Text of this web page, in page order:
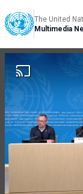
The United
Multimedia